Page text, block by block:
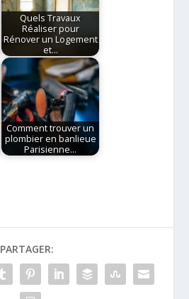
Quels Travaux
Réaliser pour
Rénover un Logement
et…
Comment trouver un
plombier en banlieue
Parisienne…
PARTAGER: